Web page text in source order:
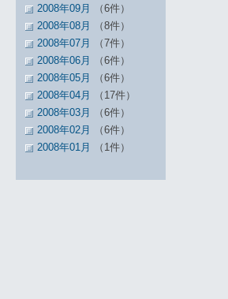
2008年09月
（6件）
2008年08月
（8件）
2008年07月
（7件）
2008年06月
（6件）
2008年05月
（6件）
2008年04月
（17件）
2008年03月
（6件）
2008年02月
（6件）
2008年01月
（1件）